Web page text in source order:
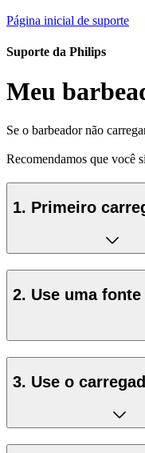
Página inicial de suporte
Suporte da Philips
Meu
Se o barbeador não
Recomendamos que você
1. Primeiro
2. Use uma
3. Use o